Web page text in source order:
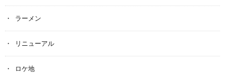
ラーメン
リニューアル
ロケ地